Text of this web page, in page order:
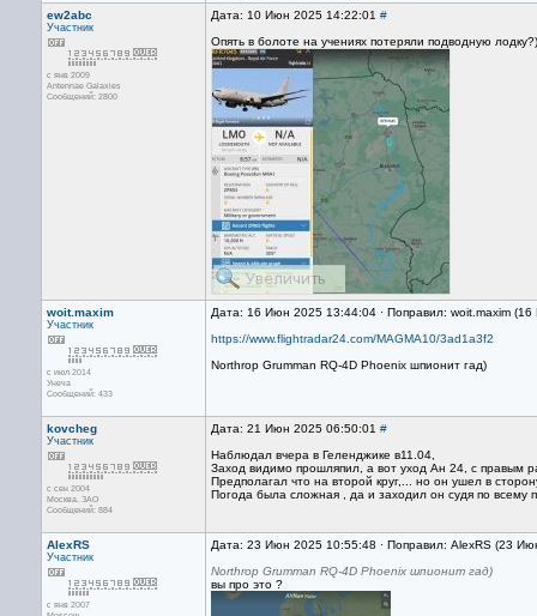
ew2abc
Участник
с янв 2009
Antennae Galaxies
Сообщений: 2800
Дата: 10 Июн 2025 14:22:01 #
Опять в болоте на учениях потеряли подводную
woit.maxim
Участник
с июл 2014
Унеча
Сообщений: 433
Дата: 16 Июн 2025 13:44:04 · Поправил: woit.maxim
https://www.flightradar24.com/MAGMA10/3ad1a3f2
Northrop Grumman RQ-4D Phoenix шпионит гад)
kovcheg
Участник
с сен 2004
Москва. ЗАО
Сообщений: 884
Дата: 21 Июн 2025 06:50:01 #
Наблюдал вчера в Геленджике в11.04,
Заход видимо прошляпил, а вот уход Ан 24, с правым
Предполагал что на второй круг,... но он ушел в
Погода была сложная , да и заходил он судя по всему
AlexRS
Участник
с янв 2007
Дата: 23 Июн 2025 10:55:48 · Поправил: AlexRS (23
Northrop Grumman RQ-4D Phoenix шпионит гад)
вы про это ?